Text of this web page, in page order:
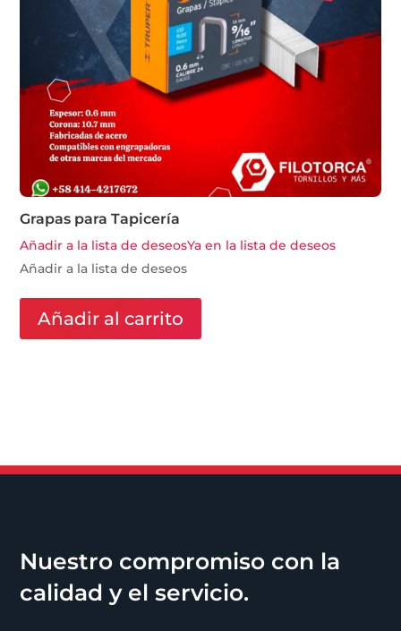
Grapas para Tapicería
Añadir a la lista de deseosYa en la lista de deseos
Añadir a la lista de deseos
Añadir al carrito
Nuestro compromiso con la
calidad y el servicio.